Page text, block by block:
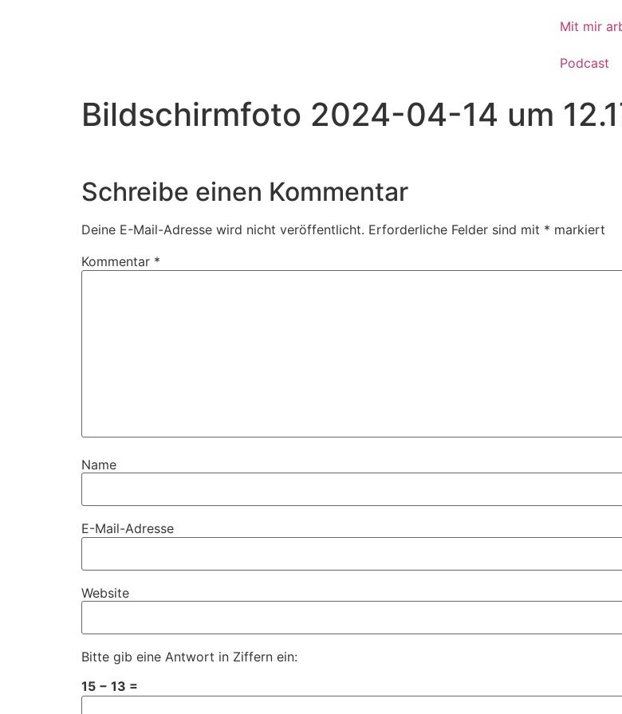
Mit mir
Podcast
Bildschirmfoto 2024-04-14 um
Schreibe einen Kommentar
Deine E-Mail-Adresse wird nicht veröffentlicht. Erforderliche Felder sind mit * markiert
Kommentar *
Name
E-Mail-Adresse
Website
Bitte gib eine Antwort in Ziffern ein:
15 − 13 =